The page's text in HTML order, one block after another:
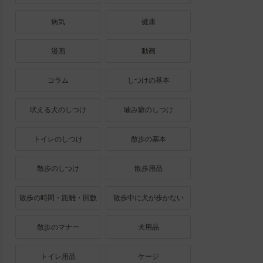
病気 健康
漫画 動画
コラム しつけの基本
吠える犬のしつけ 噛み癖のしつけ
トイレのしつけ 散歩の基本
散歩のしつけ 散歩用品
散歩の時間・距離・回数 散歩中に犬が歩かない
散歩のマナー 犬用品
トイレ用品 ケージ